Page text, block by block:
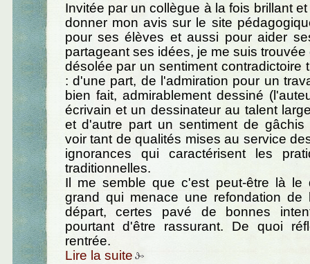
Invitée par un collègue à la fois brillant
donner mon avis sur le site
pour ses élèves et aussi pour aider
partageant ses idées, je me suis
désolée par un sentiment contradictoire
: d'une part, de l'admiration pour un
bien fait, admirablement dessiné
écrivain et un dessinateur au talent
et d'autre part un sentiment de gâchis
voir tant de qualités mises au service
ignorances qui caractérisent les
traditionnelles.
Il me semble que c'est peut-être là le
grand qui menace une refondation de
départ, certes pavé de bonnes
pourtant d'être rassurant. De quoi
rentrée.
Lire la suite